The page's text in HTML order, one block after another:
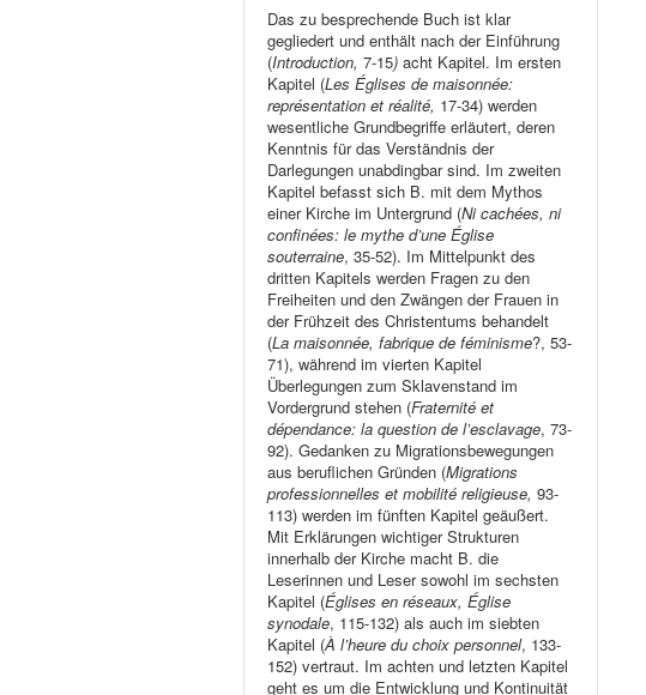
Das zu besprechende Buch ist klar
gegliedert und enthält nach der Einführung
(Introduction,7-15)acht Kapitel. Im ersten
Kapitel (Les Églises de maisonnée:
représentation et réalité, 17-34) werden
wesentliche Grundbegriffe erläutert, deren
Kenntnis für das Verständnis der
Darlegungen unabdingbar sind. Im zweiten
Kapitel befasst sich B. mit dem Mythos
einer Kirche im Untergrund (Ni cachées, ni
confinées: le mythe d’une Église
souterraine, 35-52). Im Mittelpunkt des
dritten Kapitels werden Fragen zu den
Freiheiten und den Zwängen der Frauen in
der Frühzeit des Christentums behandelt
(La maisonnée, fabrique de féminisme?, 53-
71), während im vierten Kapitel
Überlegungen zum Sklavenstand im
Vordergrund stehen (Fraternité et
dépendance: la question de l’esclavage, 73-
92). Gedanken zu Migrationsbewegungen
aus beruflichen Gründen (Migrations
professionnelles et mobilité religieuse,93-
113) werden im fünften Kapitel geäußert.
Mit Erklärungen wichtiger Strukturen
innerhalb der Kirche macht B. die
Leserinnen und Leser sowohl im sechsten
Kapitel (Églises en réseaux, Église
synodale, 115-132) als auch im siebten
Kapitel (À l’heure du choix personnel, 133-
152) vertraut. Im achten und letzten Kapitel
geht es um die Entwicklung und Kontinuität